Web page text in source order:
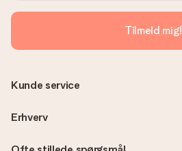
Tilmeld mig!
Kunde service
Erhverv